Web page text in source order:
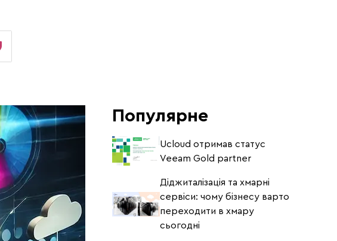
Популярне
Ucloud отримав статус
Veeam Gold partner
Діджиталізація та хмарні
сервіси: чому бізнесу варто
переходити в хмару
сьогодні